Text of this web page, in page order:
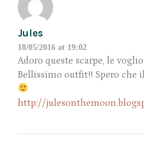
Jules
18/05/2016 at 19:02
Adoro queste scarpe, le
Bellissimo outfit!! Spero che
http://